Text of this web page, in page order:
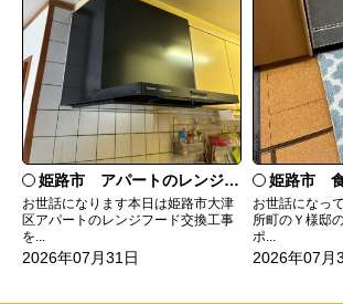
姫路市 アパートのレンジフード交換
お世話になります本日は姫路市大津
区アパートのレンジフード交換工事
を...
2026年07月31日
姫路市
お世話になっ
所町のＹ様邸
ポ...
2026年07月